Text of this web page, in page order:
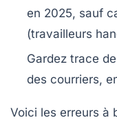
en 2025, sauf
(travailleurs
Gardez trace
des courriers,
Voici les erreurs à